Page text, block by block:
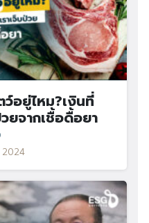
อยู่ไหม?เงินที่
ยจากเชื้อดื้อยา
2024